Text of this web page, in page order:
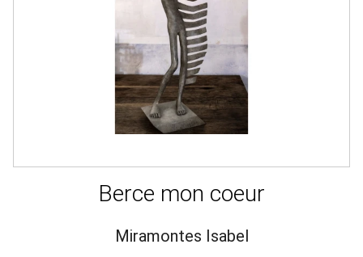
Berce mon coeur
Miramontes Isabel